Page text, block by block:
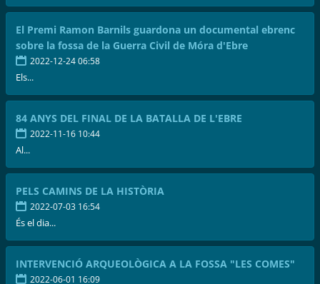
El Premi Ramon Barnils guardona un documental ebrenc
sobre la fossa de la Guerra Civil de Móra d'Ebre
2022-12-24 06:58
Els...
84 ANYS DEL FINAL DE LA BATALLA DE L'EBRE
2022-11-16 10:44
Al...
PELS CAMINS DE LA HISTÒRIA
2022-07-03 16:54
És el dia...
INTERVENCIÓ ARQUEOLÒGICA A LA FOSSA "LES COMES"
2022-06-01 16:09